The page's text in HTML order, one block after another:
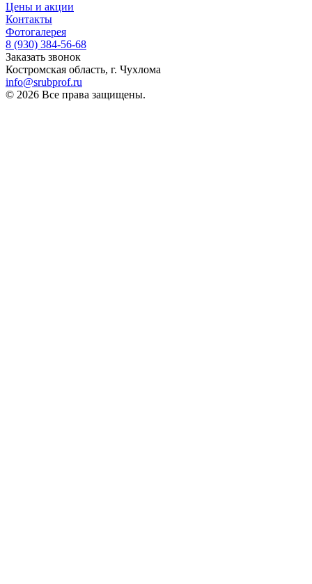
Цены и акции
Контакты
Фотогалерея
8 (930) 384-56-68
Заказать звонок
Костромская область, г. Чухлома
info@srubprof.ru
© 2026 Все права защищены.